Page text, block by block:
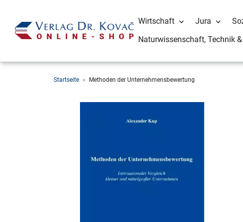
Wirtschaft Jura
Naturwissenschaft, Technik
Startseite › Methoden der Unternehmensbewertung